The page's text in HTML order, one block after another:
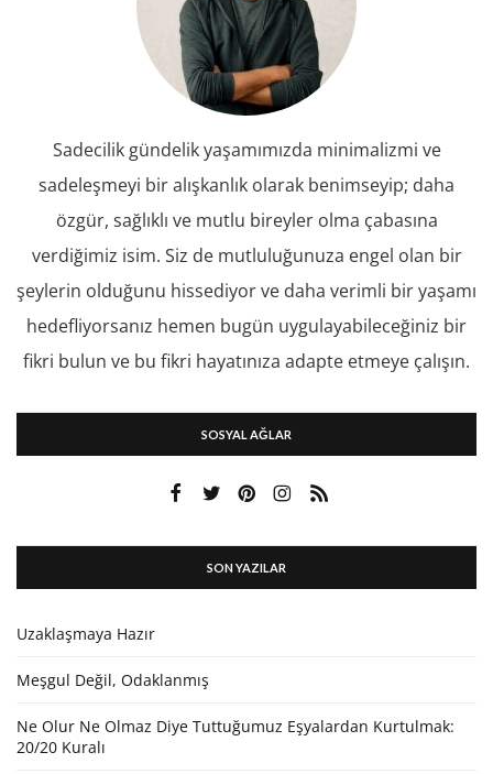
Sadecilik gündelik yaşamımızda minimalizmi ve
sadeleşmeyi bir alışkanlık olarak benimseyip; daha
özgür, sağlıklı ve mutlu bireyler olma çabasına
verdiğimiz isim. Siz de mutluluğunuza engel olan bir
şeylerin olduğunu hissediyor ve daha verimli bir yaşamı
hedefliyorsanız hemen bugün uygulayabileceğiniz bir
fikri bulun ve bu fikri hayatınıza adapte etmeye çalışın.
SOSYAL AĞLAR
SON YAZILAR
Uzaklaşmaya Hazır
Meşgul Değil, Odaklanmış
Ne Olur Ne Olmaz Diye Tuttuğumuz Eşyalardan Kurtulmak:
20/20 Kuralı